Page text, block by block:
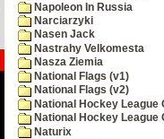
Napoleon In Russia
Narciarzyki
Nasen Jack
Nastrahy Velkomesta
Nasza Ziemia
National Flags (v1)
National Flags (v2)
National Hockey League
National Hockey League
Naturix